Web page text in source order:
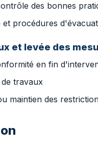
des bonnes
et procédures
et levée des
en fin
travaux
maintien des